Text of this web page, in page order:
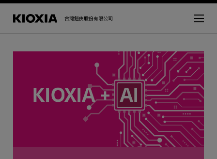
台灣鎧俠股份有限公司